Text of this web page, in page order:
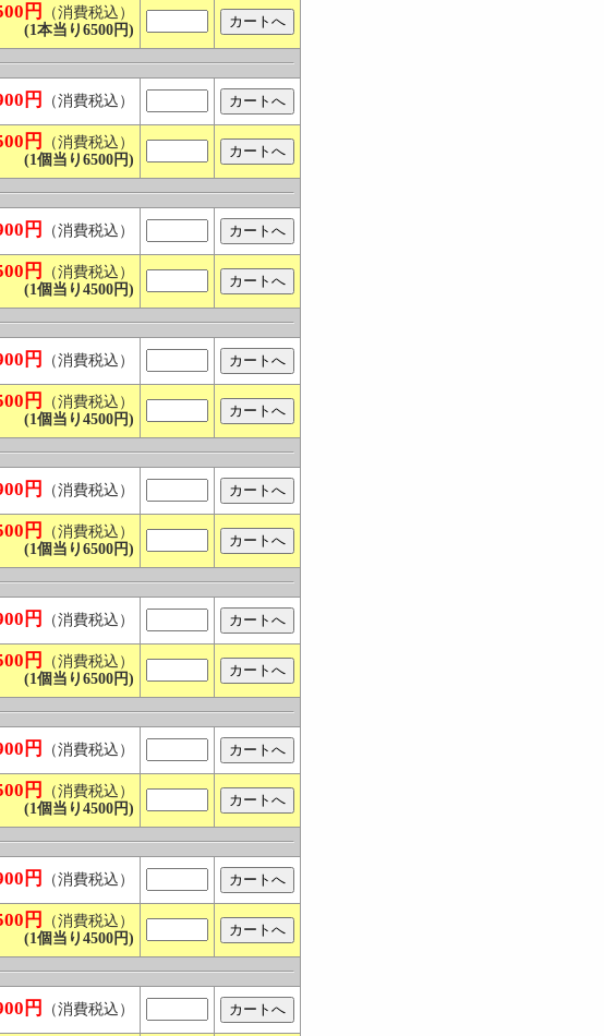
円
（消費税込）
(1本当り6500円)
円 （消費税込）
円
（消費税込）
(1個当り6500円)
円 （消費税込）
円
（消費税込）
(1個当り4500円)
円 （消費税込）
円
（消費税込）
(1個当り4500円)
円 （消費税込）
円
（消費税込）
(1個当り6500円)
円 （消費税込）
円
（消費税込）
(1個当り6500円)
円 （消費税込）
円
（消費税込）
(1個当り4500円)
円 （消費税込）
円
（消費税込）
(1個当り4500円)
円 （消費税込）